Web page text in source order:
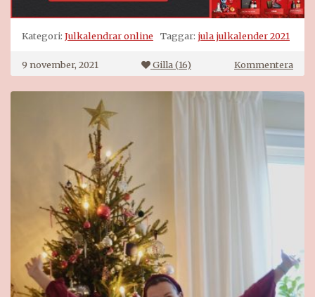
Kategori: Julkalendrar online Taggar: jula julkalender 2021
9 november, 2021 Gilla (16) Kommenterapå
Jula